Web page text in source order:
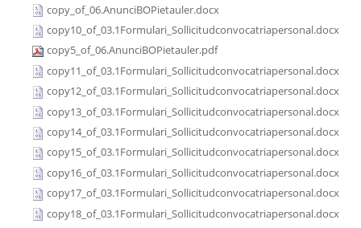
copy_of_06.AnunciBOPietauler.docx
copy10_of_03.1Formulari_Sollicitudconvocatriapersonal.docx
copy5_of_06.AnunciBOPietauler.pdf
copy11_of_03.1Formulari_Sollicitudconvocatriapersonal.docx
copy12_of_03.1Formulari_Sollicitudconvocatriapersonal.docx
copy13_of_03.1Formulari_Sollicitudconvocatriapersonal.docx
copy14_of_03.1Formulari_Sollicitudconvocatriapersonal.docx
copy15_of_03.1Formulari_Sollicitudconvocatriapersonal.docx
copy16_of_03.1Formulari_Sollicitudconvocatriapersonal.docx
copy17_of_03.1Formulari_Sollicitudconvocatriapersonal.docx
copy18_of_03.1Formulari_Sollicitudconvocatriapersonal.docx